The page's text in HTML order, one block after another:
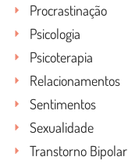
Procrastinação
Psicologia
Psicoterapia
Relacionamentos
Sentimentos
Sexualidade
Transtorno Bipolar